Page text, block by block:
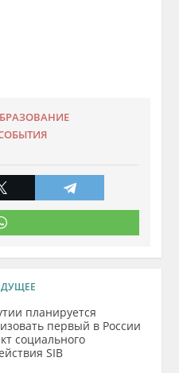
планируется
первый в России
социального
SIB